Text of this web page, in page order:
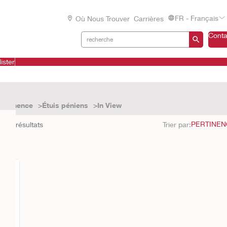
Où Nous Trouver Carrières
FR - Français
Étuis péniens In View
résultats Trier par: